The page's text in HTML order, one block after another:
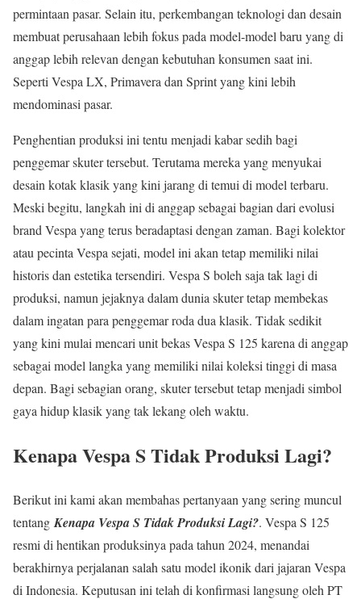
permintaan pasar. Selain itu, perkembangan teknologi dan desain
membuat perusahaan lebih fokus pada model-model baru yang di
anggap lebih relevan dengan kebutuhan konsumen saat ini.
Seperti Vespa LX, Primavera dan Sprint yang kini lebih
mendominasi pasar.
Penghentian produksi ini tentu menjadi kabar sedih bagi
penggemar skuter tersebut. Terutama mereka yang menyukai
desain kotak klasik yang kini jarang di temui di model terbaru.
Meski begitu, langkah ini di anggap sebagai bagian dari evolusi
brand Vespa yang terus beradaptasi dengan zaman. Bagi kolektor
atau pecinta Vespa sejati, model ini akan tetap memiliki nilai
historis dan estetika tersendiri. Vespa S boleh saja tak lagi di
produksi, namun jejaknya dalam dunia skuter tetap membekas
dalam ingatan para penggemar roda dua klasik. Tidak sedikit
yang kini mulai mencari unit bekas Vespa S 125 karena di anggap
sebagai model langka yang memiliki nilai koleksi tinggi di masa
depan. Bagi sebagian orang, skuter tersebut tetap menjadi simbol
gaya hidup klasik yang tak lekang oleh waktu.
Kenapa Vespa S Tidak Produksi Lagi?
Berikut ini kami akan membahas pertanyaan yang sering muncul
tentang Kenapa Vespa S Tidak Produksi Lagi?. Vespa S 125
resmi di hentikan produksinya pada tahun 2024, menandai
berakhirnya perjalanan salah satu model ikonik dari jajaran Vespa
di Indonesia. Keputusan ini telah di konfirmasi langsung oleh PT